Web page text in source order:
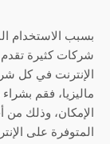
بسبب الاستخدام
شركات كثيرة تقدم
الإنترنت في كل
ماليزيا، فقم
الإمكان، وذلك
المتوفرة على